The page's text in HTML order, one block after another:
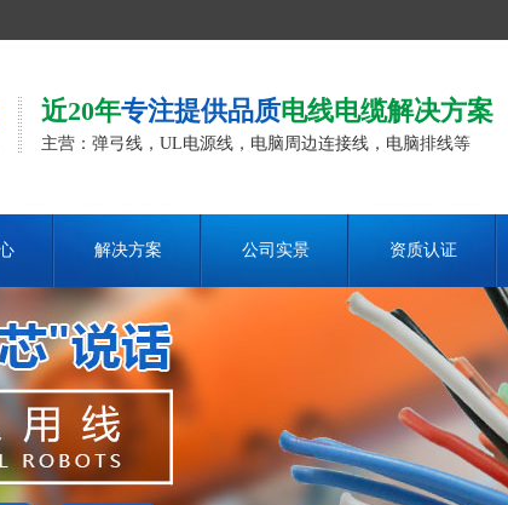
近20年专注提供品质电线电缆解决方案
主营：弹弓线，UL电源线，电脑周边连接线，电脑排线等
解决方案 公司实景 资质认证